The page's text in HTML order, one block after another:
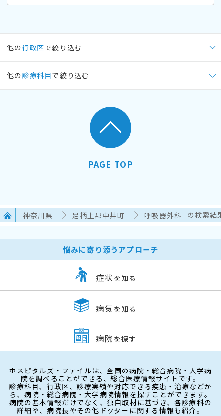
他の行政区で絞り込む
他の 診療科目で絞り込む
PAGE TOP
神奈川県 足柄上郡中井町 呼吸器外科 の検索結
悩みに寄り添うアプローチ
症状 を知る
病気 を知る
病院 を探す
ホスピタルズ・ファイルは、全国の病院・総合病院・大学病
院を調べることができる、総合医療情報サイトです。
診療科目、行政区、診療実績や対応できる疾患・治療などか
ら、病院・総合病院・大学病院情報を探すことができます。
病院の基本情報だけでなく、独自取材に基づき、各診療科の
詳細や、病院長やその他ドクターに関する情報も紹介。